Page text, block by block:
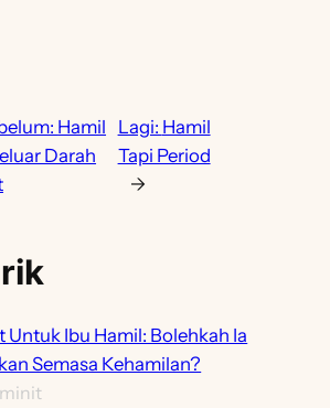
Hamil
Darah
Lagi: Hamil
Tapi Period
→
Untuk Ibu Hamil: Bolehkah Ia
Semasa Kehamilan?
minit